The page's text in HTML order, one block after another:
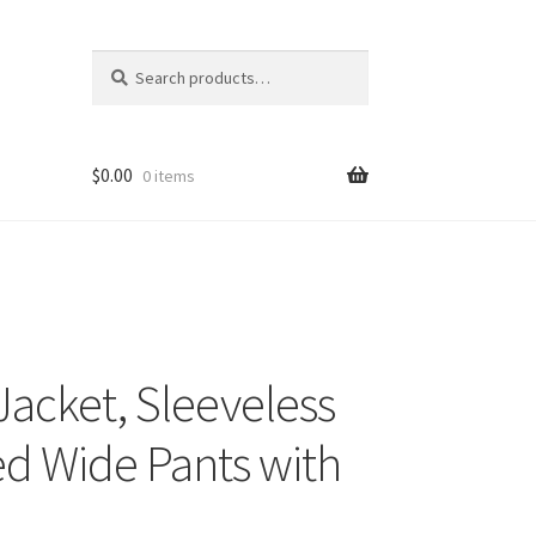
for:
$0.00 0 items
Sleeveless
Wide Pants with